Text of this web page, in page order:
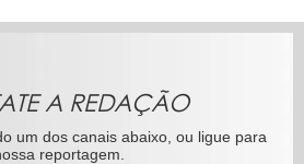
A REDAÇÃO
um dos canais abaixo, ou ligue para
reportagem.